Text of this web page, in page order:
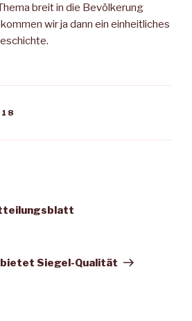
breit in die Bevölkerung
wir ja dann ein einheitliches
Siegel-Qualität